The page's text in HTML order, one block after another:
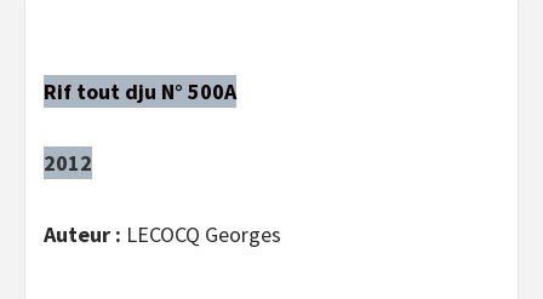
Rif tout dju N° 500A
2012
Auteur : LECOCQ Georges